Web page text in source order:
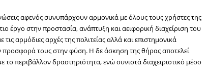
αφενός συνυπάρχουν αρμονικά με όλους τους χρήστες της
έργο στην προστασία, ανάπτυξη και αειφορική διαχείριση του
αρμόδιες αρχές της πολιτείας αλλά και επιστημονικά
προσφορά τους στην φύση. Η δε άσκηση της θήρας αποτελεί
περιβάλλον δραστηριότητα, ενώ συνιστά διαχειριστικό μέσο